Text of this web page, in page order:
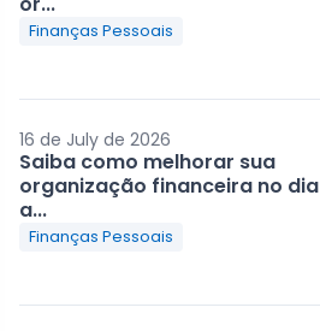
Finanças Pessoais
16 de July de 2026
Saiba como melhorar sua
organização financeira no dia
a...
Finanças Pessoais